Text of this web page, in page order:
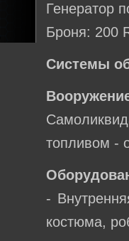
Генератор
Броня: 200
Системы
топливом -
-
костюма,